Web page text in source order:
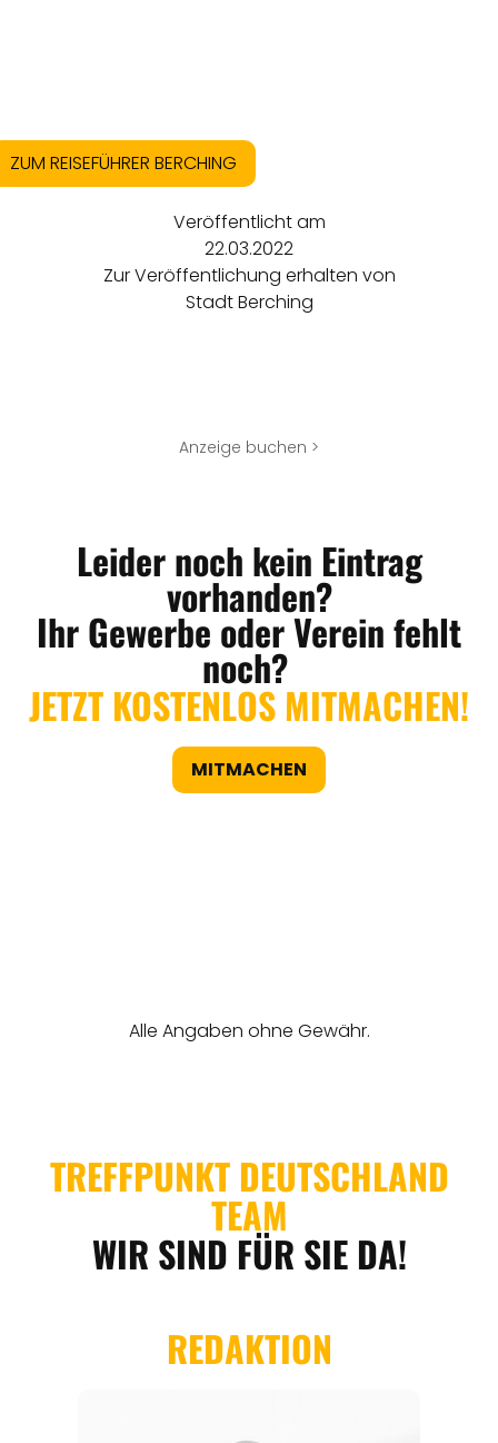
ZUM REISEFÜHRER BERCHING
Veröffentlicht am
22.03.2022
Zur Veröffentlichung erhalten von
Stadt Berching
Anzeige buchen >
Leider noch kein Eintrag
vorhanden?
Ihr Gewerbe oder Verein fehlt
noch?
JETZT KOSTENLOS MITMACHEN!
MITMACHEN